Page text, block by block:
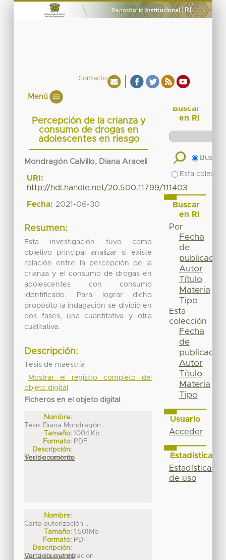
Contacto
Menú
Percepción de la crianza y
consumo de drogas en
adolescentes en riesgo
Mondragón Calvillo, Diana Araceli
URI:
http://hdl.handle.net/20.500.11799/111403
Fecha: 2021-06-30
Resumen:
Esta investigación tuvo como
objetivo principal analizar si existe
relación entre la percepción de la
crianza y el consumo de drogas en
adolescentes con consumo
identificado. Para lograr dicho
propósito la indagación se dividió en
dos fases, una cuantitativa y otra
cualitativa.
Descripción:
Tesis de maestría
Mostrar el registro completo del
objeto digital
Ficheros en el objeto digital
Nombre:
Tesis Diana Mondragón ...
Tamaño: 1004.Kb
Formato: PDF
Descripción:
Tesis completa
Ver documento
Nombre:
Carta autorización ...
Tamaño: 1.501Mb
Formato: PDF
Descripción:
Carta de autorización
Ver documento
Buscar
en RI
Buscar
Esta
Buscar
en RI
Por
Fecha
de
publicación
Autor
Título
Materia
Tipo
Esta
colección
Fecha
de
publicación
Autor
Título
Materia
Tipo
Usuario
Acceder
Estadísticas
Estadísticas
de uso